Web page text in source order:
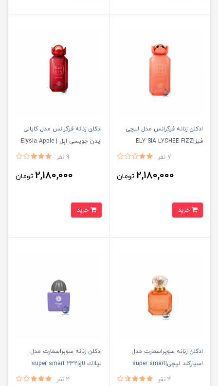
ادكلن زنانه فرگرانس مدل ليچى
فيز|ELY SIA LYCHEE FIZZ
7 نفر
2,180,000 تومان
ادکلن زنانه فرگرانس مدل کایالی
ایدن جویسی اپل | Elysia Apple
9 نفر
2,180,000 تومان
ادكلن زنانه سوپراسمارت مدل
اسپاركلد ليچى|super smart
sparkled lychee
4 نفر
ادكلن زنانه سوپراسمارت مدل
ليلاك لاو|super smart 232
4 نفر